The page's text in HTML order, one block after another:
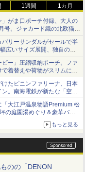
1週間 1カ月
」がま口ポーチ付録、大人の
号。ジャカード織の北欧猫デ
バリーサンダルがセールで半
広いサイズ展開、独自のク
用
ー」圧縮収納ポーチ。ファ
で着替えや荷物がスリムにま
けたピニンファリーナ、日本
。南海電鉄が新たな「空港
線へ導入
「大江戸温泉物語Premium 松
の庭園湯めぐり＆豪華バイ
もっと見る
のの「DENON